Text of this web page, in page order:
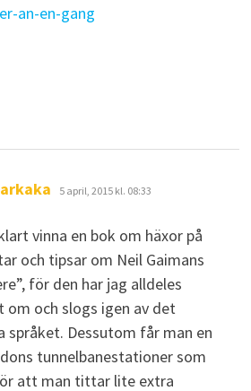
an-en-gang
skriver:
5 april, 2015 kl. 08:33
vinna en bok om häxor på
och tipsar om Neil Gaimans
för den har jag alldeles
om och slogs igen av det
språket. Dessutom får man en
tunnelbanestationer som
att man tittar lite extra